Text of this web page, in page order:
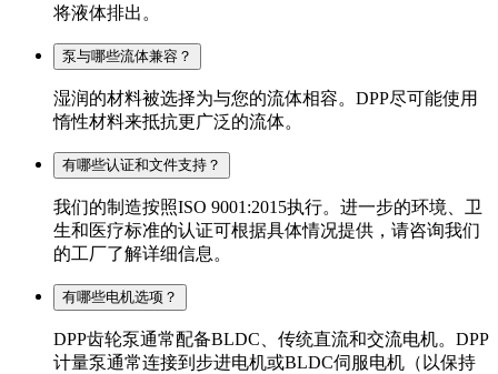
将液体排出。
泵与哪些流体兼容？
湿润的材料被选择为与您的流体相容。DPP尽可能使用
惰性材料来抵抗更广泛的流体。
有哪些认证和文件支持？
我们的制造按照ISO 9001:2015执行。进一步的环境、卫
生和医疗标准的认证可根据具体情况提供，请咨询我们
的工厂了解详细信息。
有哪些电机选项？
DPP齿轮泵通常配备BLDC、传统直流和交流电机。DPP
计量泵通常连接到步进电机或BLDC伺服电机（以保持